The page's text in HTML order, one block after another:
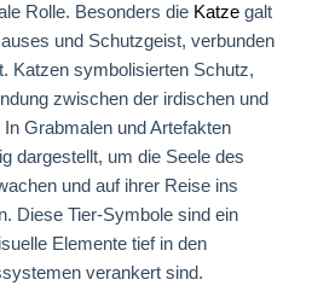
Rolle. Besonders die Katze galt
und Schutzgeist, verbunden
Katzen symbolisierten Schutz,
zwischen der irdischen und
Grabmalen und Artefakten
dargestellt, um die Seele des
und auf ihrer Reise ins
Diese Tier-Symbole sind ein
Elemente tief in den
verankert sind.